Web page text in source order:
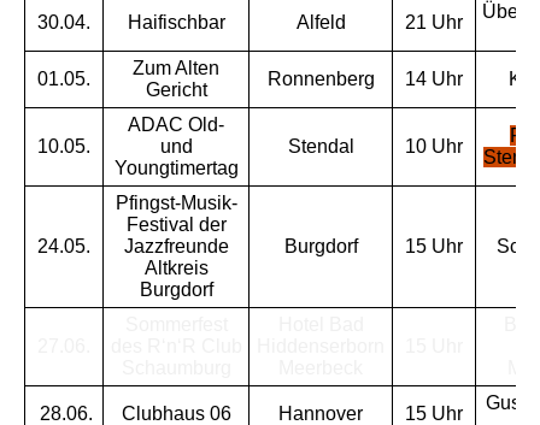
30.04. Haifischbar Alfeld 21 Uhr
Über
01.05.
Zum Alten
Gericht
Ronnenberg 14 Uhr
10.05.
ADAC Old-
und
Youngtimertag
Stendal 10 Uhr
24.05.
Pfingst-Musik-
Festival der
Jazzfreunde
Altkreis
Burgdorf
Burgdorf 15 Uhr
28.06. Clubhaus 06 Hannover 15 Uhr